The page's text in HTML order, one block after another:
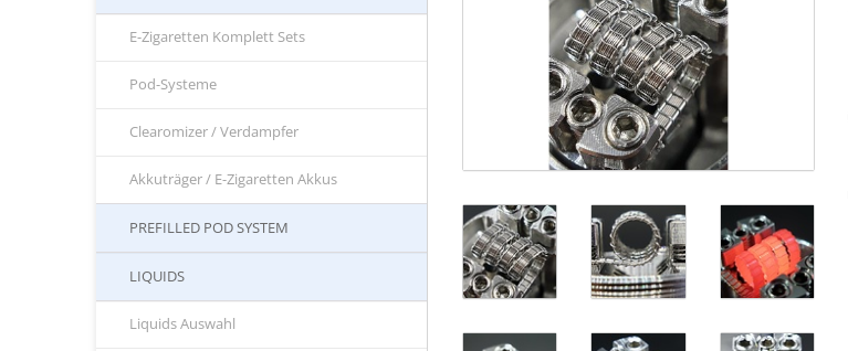
E-Zigaretten Komplett Sets
Pod-Systeme
Clearomizer / Verdampfer
Akkuträger / E-Zigaretten Akkus
PREFILLED POD SYSTEM
LIQUIDS
Liquids Auswahl